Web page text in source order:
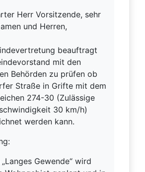
Herr Vorsitzende, sehr
und Herren,
beauftragt
mit den
Behörden zu prüfen ob
Straße in Grifte mit dem
274-30 (Zulässige
30 km/h)
werden kann.
Gewende“ wird